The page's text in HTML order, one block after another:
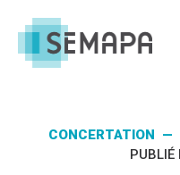
contenu
CONCERTATION —